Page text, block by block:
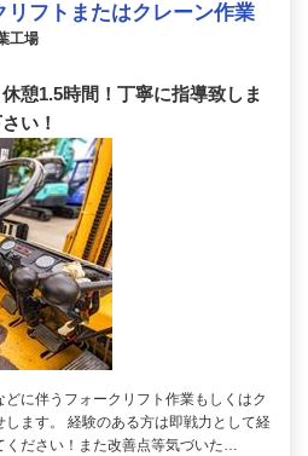
フトまたはクレーン作業
工場
憩1.5時間！丁寧に指導致しま
い！
に伴うフォークリフト作業もしくはク
します。 経験のある方は即戦力として経
ください！また改善点等気づいた…